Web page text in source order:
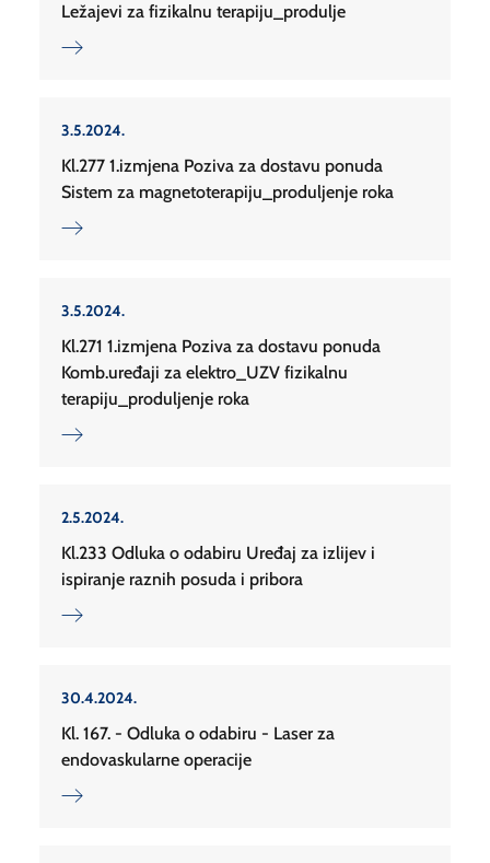
Ležajevi za fizikalnu terapiju_produlje
3.5.2024.
Kl.277 1.izmjena Poziva za dostavu ponuda
Sistem za magnetoterapiju_produljenje roka
3.5.2024.
Kl.271 1.izmjena Poziva za dostavu ponuda
Komb.uređaji za elektro_UZV fizikalnu
terapiju_produljenje roka
2.5.2024.
Kl.233 Odluka o odabiru Uređaj za izlijev i
ispiranje raznih posuda i pribora
30.4.2024.
Kl. 167. - Odluka o odabiru - Laser za
endovaskularne operacije